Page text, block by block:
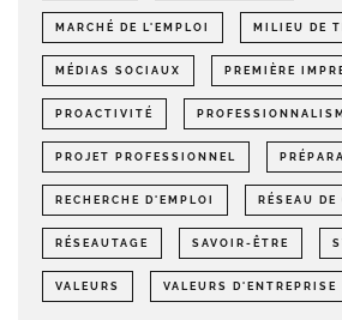
MARCHÉ DE L'EMPLOI MILIEU DE
MÉDIAS SOCIAUX PREMIÈRE
PROACTIVITÉ
PROJET PROFESSIONNEL
RECHERCHE D'EMPLOI RÉSEAU
RÉSEAUTAGE SAVOIR-ÊTRE
VALEURS VALEURS D'ENTREPRISE